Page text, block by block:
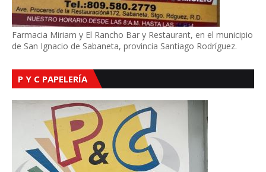
Farmacia Miriam y El Rancho Bar y Restaurant, en el municipio
de San Ignacio de Sabaneta, provincia Santiago Rodríguez.
P Y C PAPELERÍA